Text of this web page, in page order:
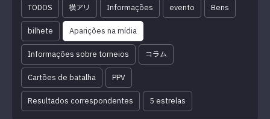
TODOS 横アリ Informações evento Bens
bilhete Aparições na mídia
Informações sobre torneios コラム
Cartões de batalha PPV
Resultados correspondentes 5 estrelas